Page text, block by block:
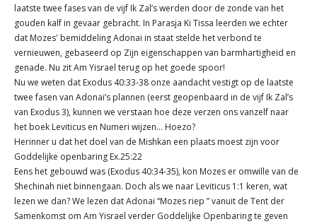
laatste twee fases van de vijf Ik Zal’s werden door de zonde van het
gouden kalf in gevaar gebracht. In Parasja Ki Tissa leerden we echter
dat Mozes' bemiddeling Adonai in staat stelde het verbond te
vernieuwen, gebaseerd op Zijn eigenschappen van barmhartigheid en
genade. Nu zit Am Yisrael terug op het goede spoor!
Nu we weten dat Exodus 40:33-38 onze aandacht vestigt op de laatste
twee fasen van Adonai’s plannen (eerst geopenbaard in de vijf Ik Zal’s
van Exodus 3), kunnen we verstaan hoe deze verzen ons vanzelf naar
het boek Leviticus en Numeri wijzen... Hoezo?
Herinner u dat het doel van de Mishkan een plaats moest zijn voor
Goddelijke openbaring Ex.25:22
Eens het gebouwd was (Exodus 40:34-35), kon Mozes er omwille van de
Shechinah niet binnengaan. Doch als we naar Leviticus 1:1 keren, wat
lezen we dan? We lezen dat Adonai “Mozes riep ” vanuit de Tent der
Samenkomst om Am Yisrael verder Goddelijke Openbaring te geven